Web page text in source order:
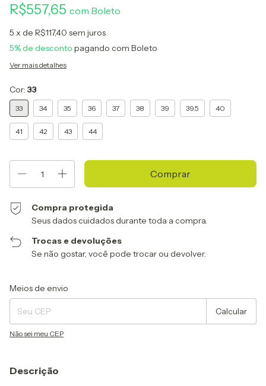
R$557,65 com Boleto
5 x de R$117,40 sem juros
5% de desconto pagando com Boleto
Ver mais detalhes
Cor: 33
33 34 35 36 37 38 39 39.5 40
41 42 43 44
Compra protegida
Seus dados cuidados durante toda a compra.
Trocas e devoluções
Se não gostar, você pode trocar ou devolver.
Entregas para o CEP:
Meios de envio
Calcular
Não sei meu CEP
Descrição